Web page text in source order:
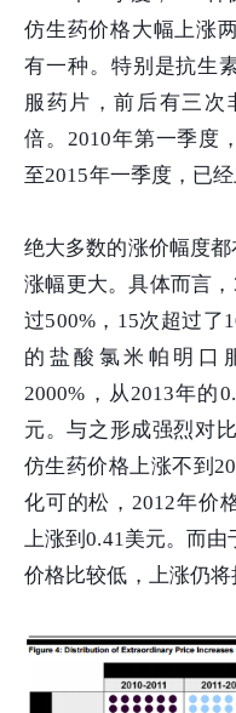
仿生药价格大幅上涨
有一种。特别是抗生
服药片，前后有三次
倍。2010年第一季度
至2015年一季度，已经
绝大多数的涨价幅度
涨幅更大。具体而言
过500%，15次超过了
的盐酸氯米帕明口
2000%，从2013年的
元。与之形成强烈对
仿生药价格上涨不到
化可的松，2012年价
上涨到0.41美元。而
价格比较低，上涨仍将